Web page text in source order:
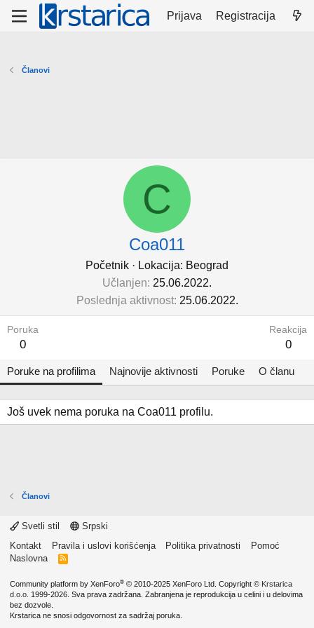
Prijava Registracija
Članovi
C
Coa011
Početnik · Lokacija: Beograd
Učlanjen 25.06.2022.
Poslednja aktivnost 25.06.2022.
Poruka
0
Reakcija
0
Poruke na profilima Najnovije aktivnosti Poruke O članu
Još uvek nema poruka na Coa011 profilu.
Članovi
Svetli stil
Srpski
Kontakt
Pravila i uslovi korišćenja Politika privatnosti
Pomoć
Naslovna
R
Community platform by XenForo® © 2010-2025 XenForo Ltd. Copyright © Krstarica
d.o.o. 1999-2026. Sva prava zadržana. Zabranjena je reprodukcija u celini i u delovima
bez dozvole.
Krstarica ne snosi odgovornost za sadržaj poruka.